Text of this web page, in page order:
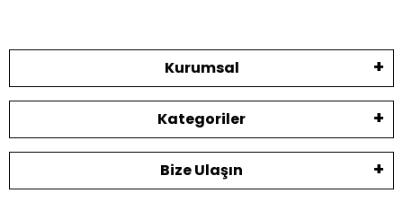
Kurumsal
Kategoriler
Bize Ulaşın